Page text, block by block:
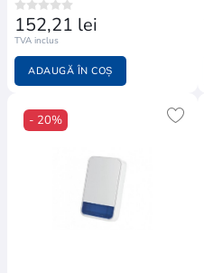
152,21 lei
TVA inclus
ADAUGĂ ÎN COȘ
- 20%